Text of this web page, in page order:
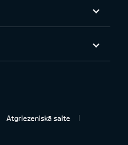
Atgriezeniskā saite